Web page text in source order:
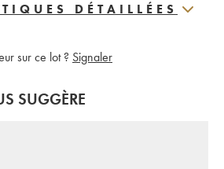
DÉTAILLÉES
sur ce lot ? Signaler
SUGGÈRE